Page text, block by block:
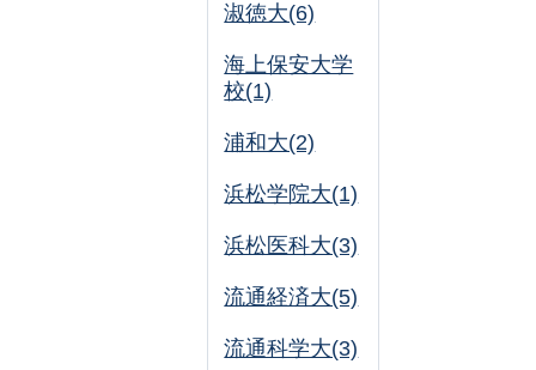
淑徳大(6)
海上保安大学
校(1)
浦和大(2)
浜松学院大(1)
浜松医科大(3)
流通経済大(5)
流通科学大(3)